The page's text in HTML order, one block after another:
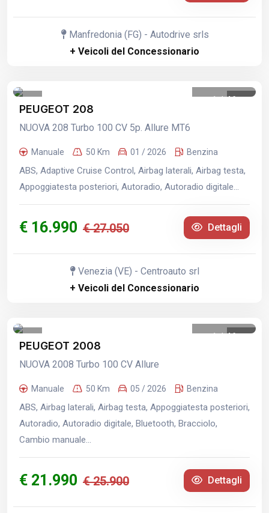
Manfredonia (FG) - Autodrive srls
+ Veicoli del Concessionario
1 /46
PEUGEOT 208
NUOVA 208 Turbo 100 CV 5p. Allure MT6
Manuale 50 Km 01 / 2026 Benzina
ABS, Adaptive Cruise Control, Airbag laterali, Airbag testa,
Appoggiatesta posteriori, Autoradio, Autoradio digitale...
€ 16.990 € 27.050 Dettagli
Venezia (VE) - Centroauto srl
+ Veicoli del Concessionario
1 /46
PEUGEOT 2008
NUOVA 2008 Turbo 100 CV Allure
Manuale 50 Km 05 / 2026 Benzina
ABS, Airbag laterali, Airbag testa, Appoggiatesta posteriori,
Autoradio, Autoradio digitale, Bluetooth, Bracciolo,
Cambio manuale...
€ 21.990 € 25.900 Dettagli